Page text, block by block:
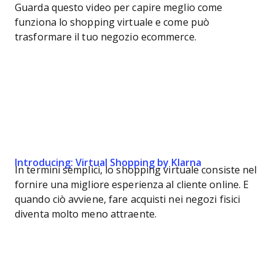
Guarda questo video per capire meglio come
funziona lo shopping virtuale e come può
trasformare il tuo negozio ecommerce.
Introducing: Virtual Shopping by Klarna
In termini semplici, lo shopping virtuale consiste nel
fornire una migliore esperienza al cliente online. E
quando ciò avviene, fare acquisti nei negozi fisici
diventa molto meno attraente.